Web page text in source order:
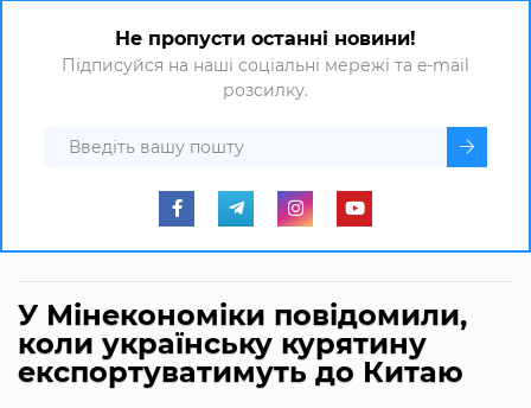
Не пропусти останні новини!
Підписуйся на наші соціальні мережі та e-mail
розсилку.
У Мінекономіки повідомили,
коли українську курятину
експортуватимуть до Китаю